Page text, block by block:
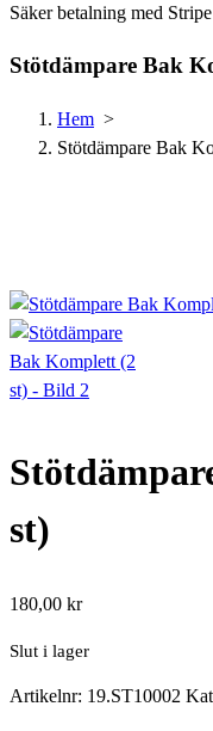
Säker betalning med Stripe
Stötdämpare Bak
Hem >
Stötdämpare Bak
st)
180,00 kr
Slut i lager
Artikelnr: 19.ST10002